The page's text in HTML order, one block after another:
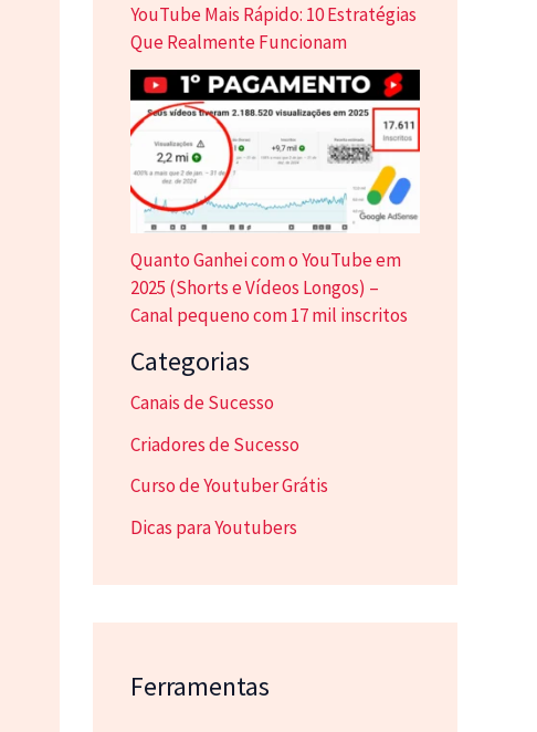
YouTube Mais Rápido: 10 Estratégias
Que Realmente Funcionam
Quanto Ganhei com o YouTube em
2025 (Shorts e Vídeos Longos) –
Canal pequeno com 17 mil inscritos
Categorias
Canais de Sucesso
Criadores de Sucesso
Curso de Youtuber Grátis
Dicas para Youtubers
Ferramentas